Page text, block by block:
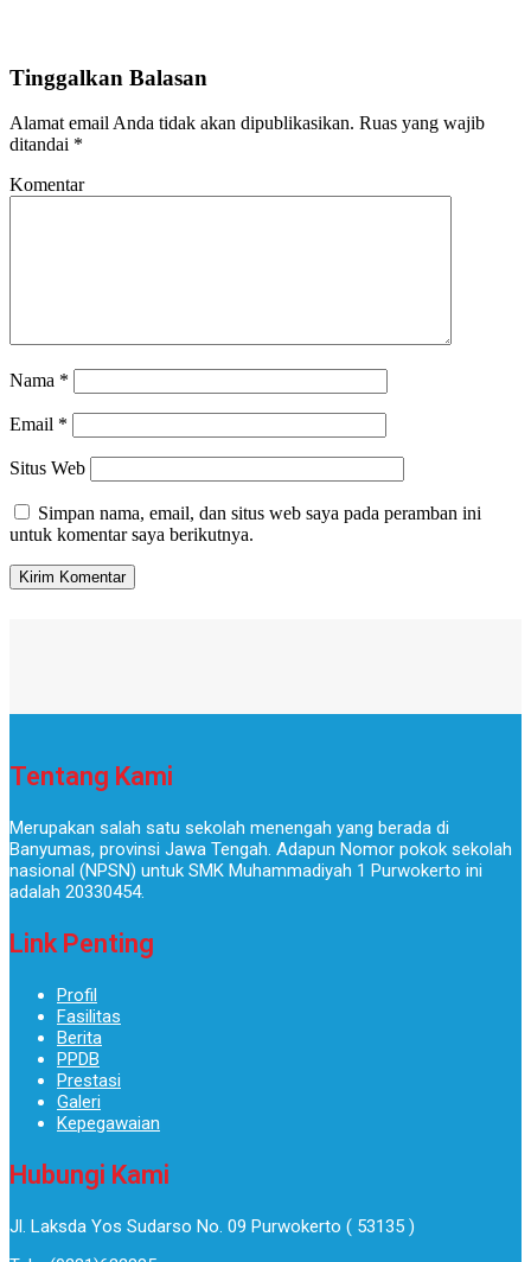
Tinggalkan Balasan
Alamat email Anda tidak akan dipublikasikan. Ruas yang wajib
ditandai *
Komentar
Nama *
Email *
Situs Web
Simpan nama, email, dan situs web saya pada peramban ini
untuk komentar saya berikutnya.
Tentang Kami
Merupakan salah satu sekolah menengah yang berada di
Banyumas, provinsi Jawa Tengah. Adapun Nomor pokok sekolah
nasional (NPSN) untuk SMK Muhammadiyah 1 Purwokerto ini
adalah 20330454.
Link Penting
Profil
Fasilitas
Berita
PPDB
Prestasi
Galeri
Kepegawaian
Hubungi Kami
Jl. Laksda Yos Sudarso No. 09 Purwokerto ( 53135 )​